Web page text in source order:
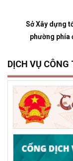
Sở Xây dựng
phường phía
DỊCH VỤ CÔNG